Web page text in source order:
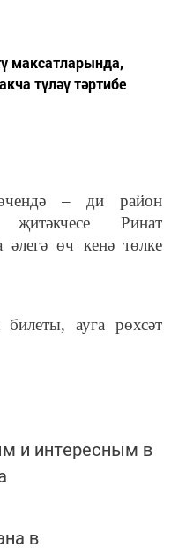
максатларында,
түләү тәртибе
– ди район
җитәкчесе Ринат
өч кенә төлке
ауга рөхсәт
и интересным в
в